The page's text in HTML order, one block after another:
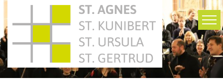
Zum Inhalt springen